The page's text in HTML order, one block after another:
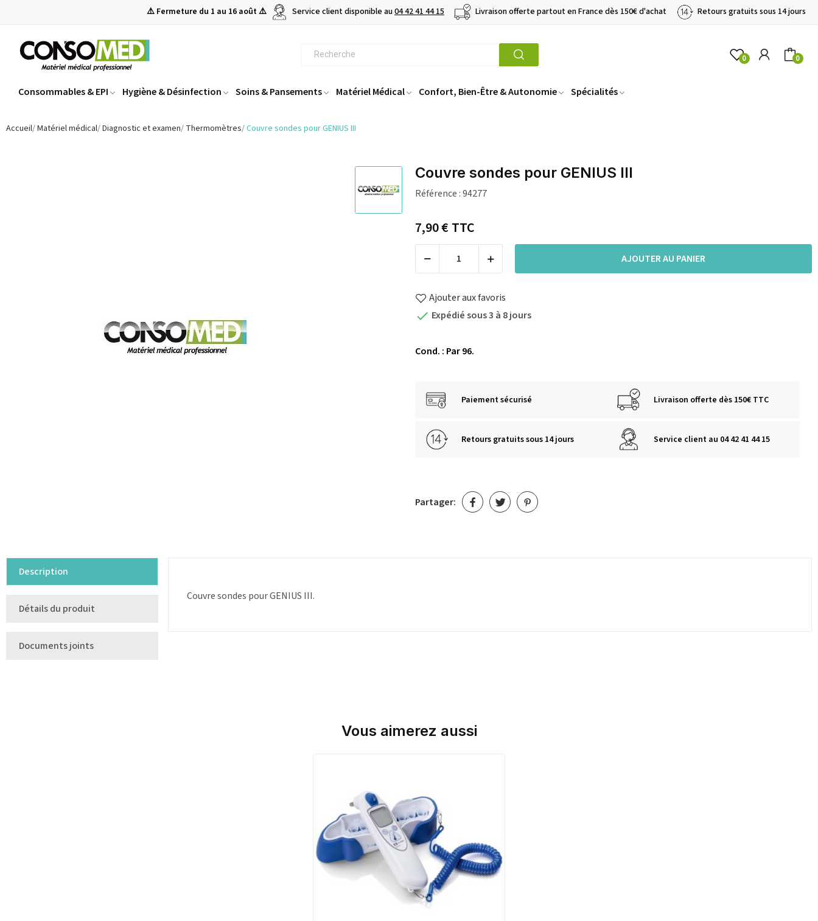
⚠️ Fermeture du 1 au 16 août ⚠️ Service client disponible au04 42 41 44 15 Livraison offerte partout en France dès 150€ d'achat Retours gratuits sous 14 jours
0 0
Consommables & EPI Hygiène & Désinfection Soins & Pansements Matériel Médical Confort, Bien-Être & Autonomie Spécialités
Accueil Matériel médical Diagnostic et examen Thermomètres Couvre sondes pour GENIUS III
Couvre sondes pour GENIUS III
Référence :94277
7,90 €TTC
AJOUTER AU PANIER
Ajouter aux favoris
 Expédié sous 3 à 8 jours
Cond. : Par 96.
Paiement sécurisé Livraison offerte dès 150€ TTC
Retours gratuits sous 14 jours Service client au 04 42 41 44 15
Partager:
Description
Détails du produit
Documents joints
Couvre sondes pour GENIUS III.
Vous aimerez aussi